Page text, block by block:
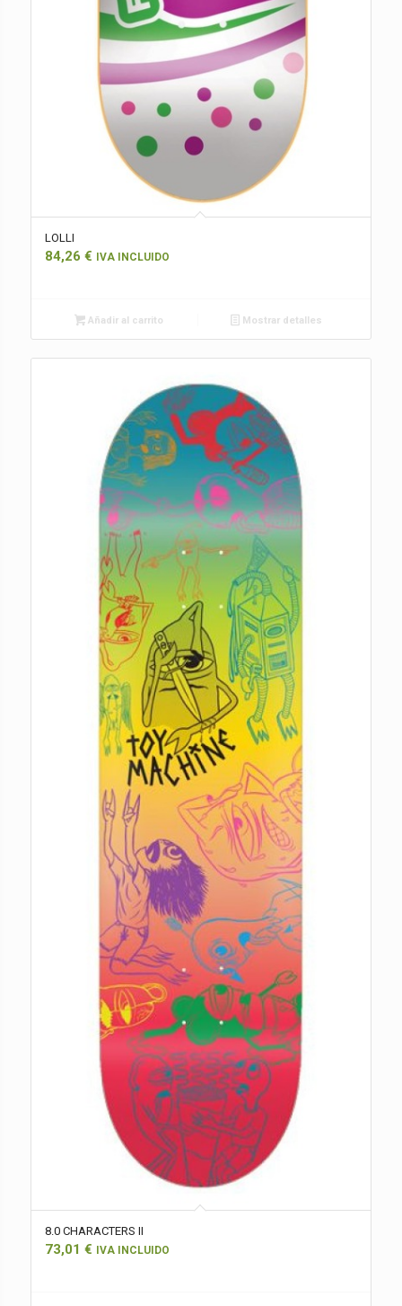
LOLLI
84,26 € IVA INCLUIDO
Añadir al carrito Mostrar detalles
8.0 CHARACTERS II
73,01 € IVA INCLUIDO